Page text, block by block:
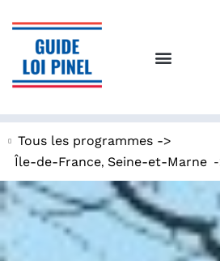
Tous les programmes ->
Île-de-France, Seine-et-Marne